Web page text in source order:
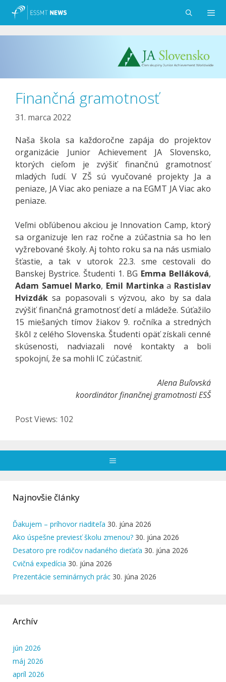
Preskočiť
Menu
Finančná gramotnosť
31. marca 2022
Naša škola sa každoročne zapája do projektov
organizácie Junior Achievement JA Slovensko,
ktorých cieľom je zvýšiť finančnú gramotnosť
mladých ľudí. V ZŠ sú vyučované projekty Ja a
peniaze, JA Viac ako peniaze a na EGMT JA Viac ako
peniaze.
Veľmi obľúbenou akciou je Innovation Camp, ktorý
sa organizuje len raz ročne a zúčastnia sa ho len
vyžrebované školy. Aj tohto roku sa na nás usmialo
šťastie, a tak v utorok 22.3. sme cestovali do
Banskej Bystrice. Študenti 1. BG Emma Belláková,
Adam Samuel Marko, Emil Martinka a Rastislav
Hvizdák sa popasovali s výzvou, ako by sa dala
zvýšiť finančná gramotnosť detí a mládeže. Súťažilo
15 miešaných tímov žiakov 9. ročníka a stredných
škôl z celého Slovenska. Študenti opäť získali cenné
skúsenosti, nadviazali nové kontakty a boli
spokojní, že sa mohli IC zúčastniť.
Alena Buľovská
koordinátor finančnej gramotnosti ESŠ
Post Views: 102
Najnovšie články
Ďakujem – príhovor riaditeľa 30. júna 2026
Ako úspešne previesť školu zmenou? 30. júna 2026
Desatoro pre rodičov nadaného dieťaťa 30. júna 2026
Cvičná expedícia 30. júna 2026
Prezentácie seminárnych prác 30. júna 2026
Archív
jún 2026
máj 2026
apríl 2026